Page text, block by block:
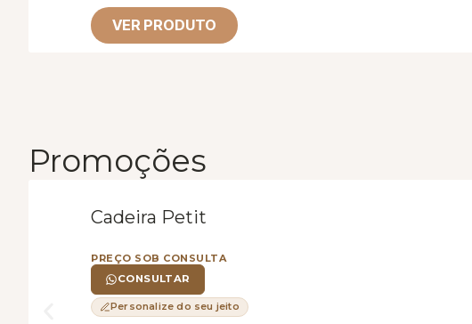
VER PRODUTO
Promoções
Cadeira Petit
PREÇO SOB CONSULTA
CONSULTAR
Personalize do seu jeito